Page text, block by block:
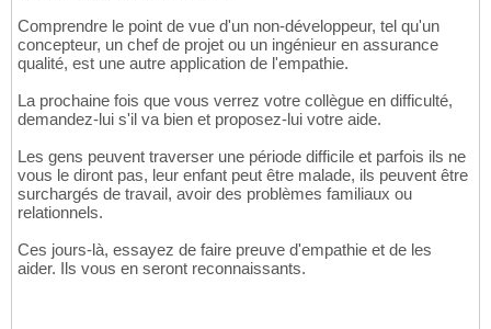
Comprendre le point de vue d'un non-développeur, tel qu'un
concepteur, un chef de projet ou un ingénieur en assurance
qualité, est une autre application de l'empathie.
La prochaine fois que vous verrez votre collègue en difficulté,
demandez-lui s'il va bien et proposez-lui votre aide.
Les gens peuvent traverser une période difficile et parfois ils ne
vous le diront pas, leur enfant peut être malade, ils peuvent être
surchargés de travail, avoir des problèmes familiaux ou
relationnels.
Ces jours-là, essayez de faire preuve d'empathie et de les
aider. Ils vous en seront reconnaissants.